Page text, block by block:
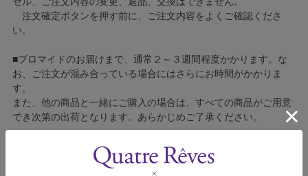
注文確定ボタンを押す前に、ご注文内容をよくご確認くださ
い。
■ブロマイドのお届けまで、通常２～３週間程度かかります。な
お、ご注文が混み合っている場合にはさらにお時間がかかりま
す。
また、他の商品と一緒にご購入の場合は、すべての商品がご用意
でき次第の出荷となります。あらかじめご了承ください。
■コンビニ決済をご利用の場合はご入金確認後の製造となりま